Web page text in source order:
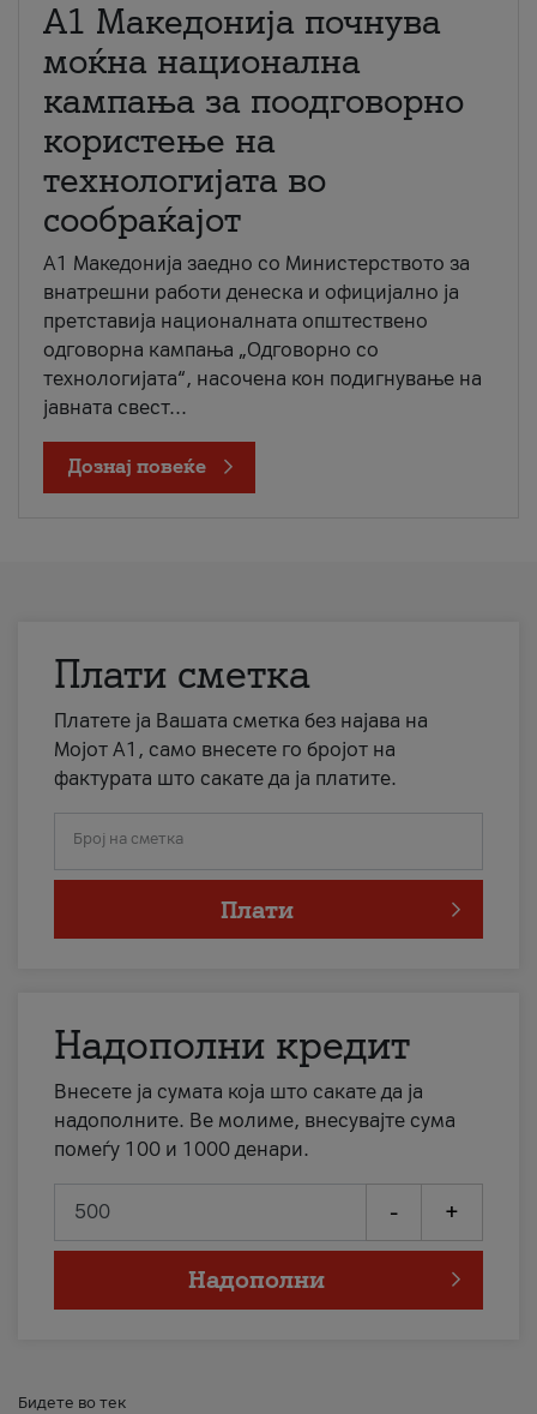
A1 Македонија почнува
моќна национална
кампања за поодговорно
користење на
технологијата во
сообраќајот
A1 Македонија заедно со Министерството за
внатрешни работи денеска и официјално ја
претставија националната општествено
одговорна кампања „Одговорно со
технологијата“, насочена кон подигнување на
јавната свест...
Дознај повеќе
Плати сметка
Платете ја Вашата сметка без најава на
Мојот А1, само внесете го бројот на
фактурата што сакате да ја платите.
Број на сметка
Плати
Надополни кредит
Внесете ја сумата која што сакате да ја
надополните. Ве молиме, внесувајте сума
помеѓу 100 и 1000 денари.
- +
Надополни
Бидете во тек